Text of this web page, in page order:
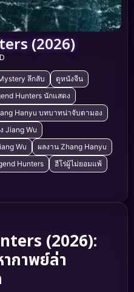
(2026)
ลึกลับ
ดูหนังจีน
Hunters นักแสดง
Hanyu บทบาทน่าจับตามอง
Jiang Wu
Wu
ผลงาน Zhang Hanyu
Hunters
ฮีโร่ผู้ไม่ยอมแพ้
(2026):
กาพย์ล่า